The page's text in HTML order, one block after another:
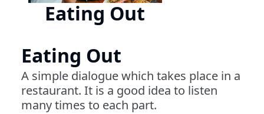
Eating Out
Eating Out
A simple dialogue which takes place in a
restaurant. It is a good idea to listen
many times to each part.